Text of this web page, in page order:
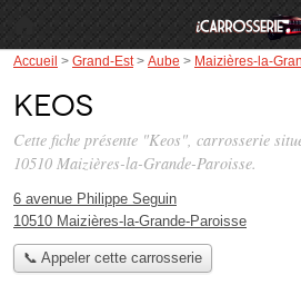
Accueil > Grand-Est> Aube > Maizières-la-
Keos
Cette fiche présente "Keos", carrosserie
10510 Maizières-la-Grande-Paroisse.
6 avenue Philippe Seguin
10510 Maizières-la-Grande-Paroisse
📞 Appeler cette carrosserie